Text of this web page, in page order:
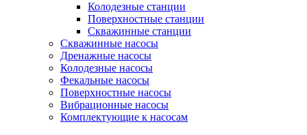
Колодезные станции
Поверхностные станции
Скважинные станции
Скважинные насосы
Дренажные насосы
Колодезные насосы
Фекальные насосы
Поверхностные насосы
Вибрационные насосы
Комплектующие к насосам